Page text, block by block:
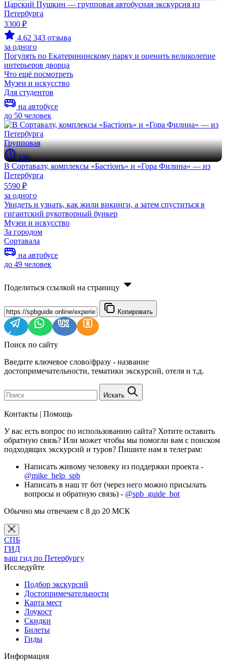
Царский Пушкин — групповая автобусная экскурсия из
Петербурга
3300 ₽
4.62 343 отзыва
за одного
Погулять по Екатерининскому парку и оценить великолепие
интерьеров дворца
Что ещё посмотреть
Музеи и искусство
Для студентов
на автобусе
до 50 человек
Групповая
13ч
В Сортавалу, комплексы «Бастiонъ» и «Гора Филина» — из
Петербурга
5590 ₽
за одного
Увидеть и узнать, как жили викинги, а затем спуститься в
гигантский рукотворный бункер
Музеи и искусство
За городом
Сортавала
на автобусе
до 49 человек
Поделиться ссылкой на страницу
Копировать
Поиск по сайту
Введите ключевое слово/фразу - название
достопримечательности, тематики экскурсий, отеля и т.д.
Искать
Контакты | Помощь
У вас есть вопрос по использованию сайта? Хотите оставить
обратную связь? Или может чтобы мы помогли вам с поиском
подходящих экскурсий и туров? Пишите нам в телеграм:
Написать живому человеку из поддержки проекта -
@mike_help_spb
Написать в наш тг бот (через него можно присылать
вопросы и обратную связь) - @spb_guide_bot
Обычно мы отвечаем с 8 до 20 МСК
СПБ
ГИД
ваш гид по Петербургу
Исследуйте
Подбор экскурсий
Достопримечательности
Карта мест
Лоукост
Скидки
Билеты
Гиды
Информация